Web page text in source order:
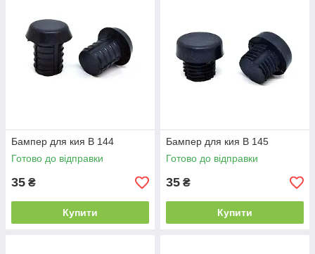
Бампер для кия B 144
Готово до відправки
35 ₴
Купити
Бампер для кия B 145
Готово до відправки
35 ₴
Купити